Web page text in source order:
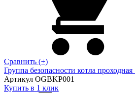
Сравнить (+)
Группа безопасности котла
Артикул OGBKP001
Купить в 1 клик